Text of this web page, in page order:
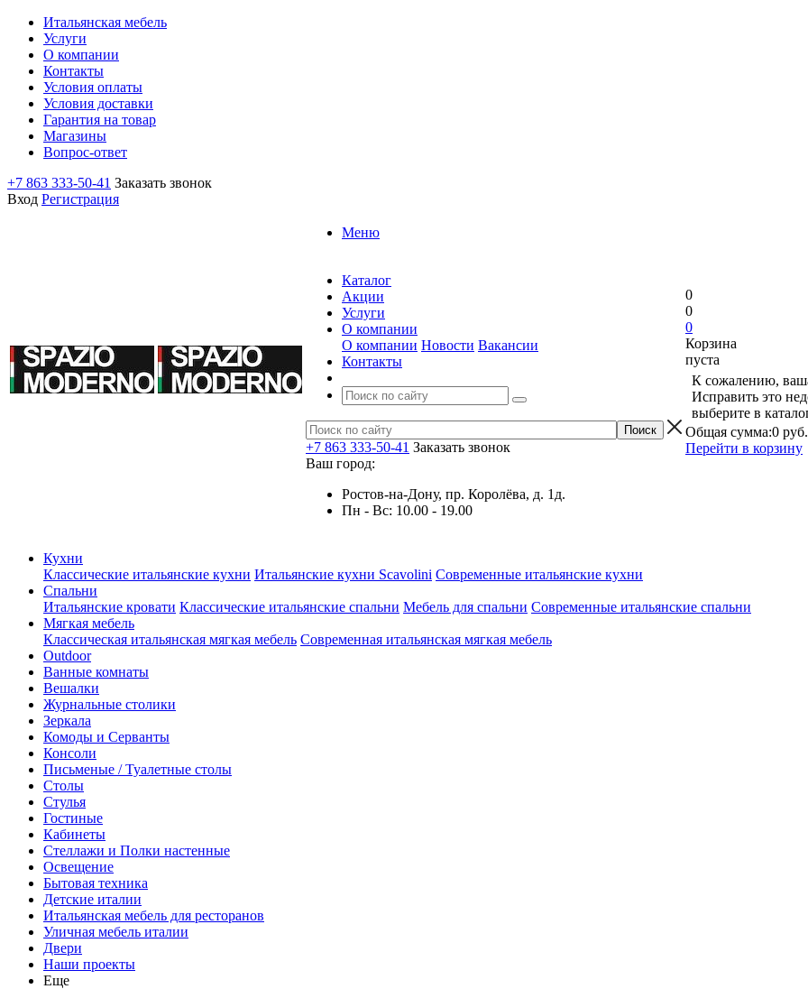
Итальянская мебель
Услуги
О компании
Контакты
Условия оплаты
Условия доставки
Гарантия на товар
Магазины
Вопрос-ответ
+7 863 333-50-41 Заказать звонок
Вход Регистрация
Меню
Каталог
Акции
Услуги
О компании
О компании Новости Вакансии
Контакты
+7 863 333-50-41 Заказать звонок
Ваш город:
Ростов-на-Дону, пр. Королёва, д. 1д.
Пн - Вс: 10.00 - 19.00
0
0
0
Корзина
пуста
К сожалению,
Исправить это
выберите в
Общая сумма:0 руб.
Перейти в корзину
Кухни
Классические итальянские кухни Итальянские кухни Scavolini Современные итальянские кухни
Спальни
Итальянские кровати Классические итальянские спальни Мебель для спальни Современные итальянские спальни
Мягкая мебель
Классическая итальянская мягкая мебель Современная итальянская мягкая мебель
Outdoor
Ванные комнаты
Вешалки
Журнальные столики
Зеркала
Комоды и Серванты
Консоли
Письменые / Туалетные столы
Столы
Стулья
Гостиные
Кабинеты
Стеллажи и Полки настенные
Освещение
Бытовая техника
Детские италии
Итальянская мебель для ресторанов
Уличная мебель италии
Двери
Наши проекты
Еще